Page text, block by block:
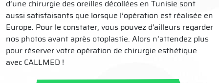
d’une chirurgie des oreilles décollées en Tunisie sont
aussi satisfaisants que lorsque l’opération est réalisée en
Europe. Pour le constater, vous pouvez d'ailleurs regarder
nos photos avant après otoplastie. Alors n’attendez plus
pour réserver votre opération de chirurgie esthétique
avec CALLMED !